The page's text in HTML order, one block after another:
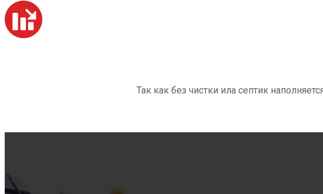
Так как без чистки ила септик